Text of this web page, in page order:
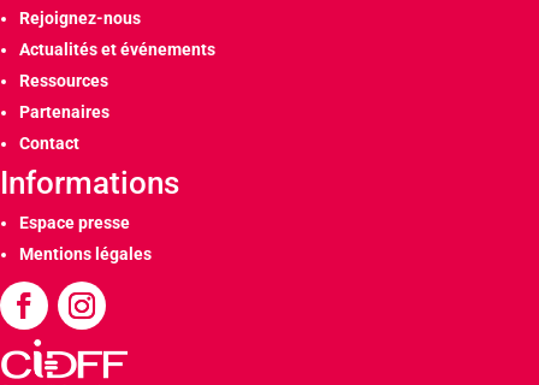
Rejoignez-nous
Actualités et événements
Ressources
Partenaires
Contact
Informations
Espace presse
Mentions légales